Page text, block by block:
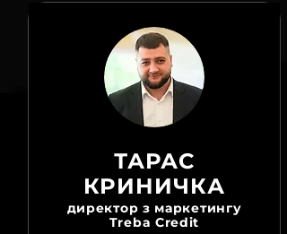
ТАРАС
КРИНИЧКА
директор з маркетингу
Treba Credit